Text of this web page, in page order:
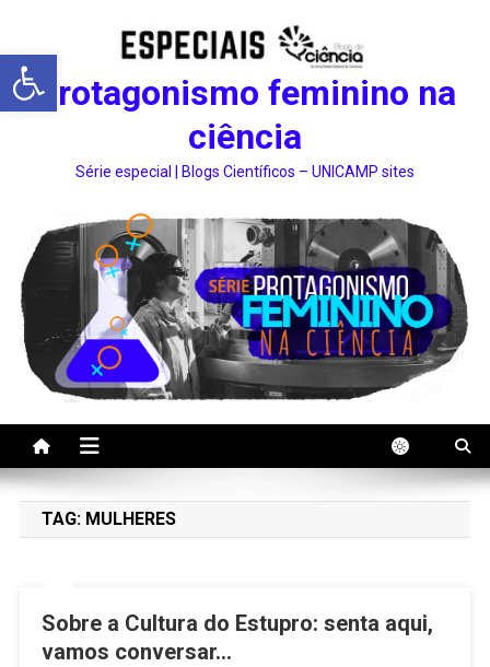
Abrir a barra de ferramentas
Protagonismo feminino na
ciência
Série especial | Blogs Científicos – UNICAMP sites
TAG: MULHERES
Sobre a Cultura do Estupro: senta aqui,
vamos conversar…